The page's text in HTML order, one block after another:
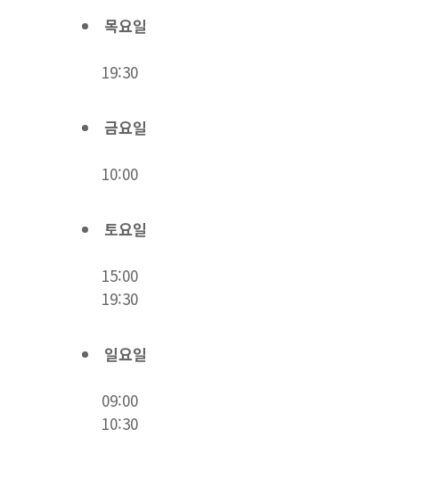
목요일
19:30
금요일
10:00
토요일
15:00
19:30
일요일
09:00
10:30